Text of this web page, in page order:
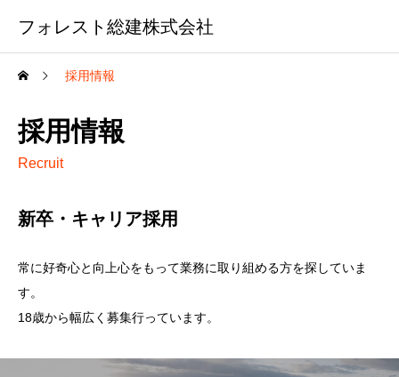
フォレスト総建株式会社
採用情報
採用情報
Recruit
新卒・キャリア採用
常に好奇心と向上心をもって業務に取り組める方を探していま
す。
18歳から幅広く募集行っています。